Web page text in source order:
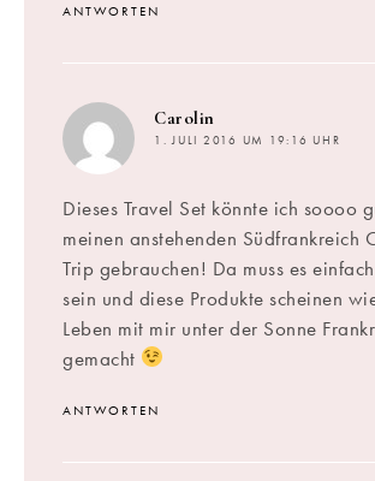
ANTWORTEN
Carolin
1. JULI 2016 UM 19:16 UHR
Dieses Travel Set könnte ich soooo
meinen anstehenden Südfrankreich
Trip gebrauchen! Da muss es
sein und diese Produkte scheinen
Leben mit mir unter der Sonne
gemacht
ANTWORTEN